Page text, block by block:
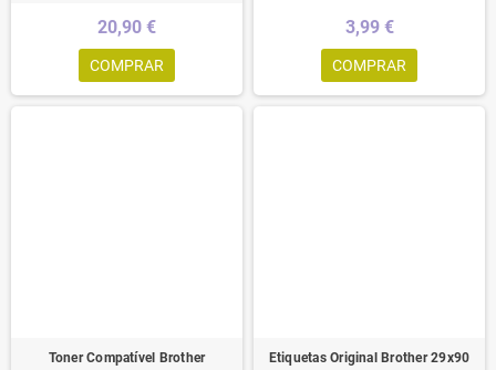
20,90 €
COMPRAR
3,99 €
COMPRAR
Toner Compatível Brother
Etiquetas Original Brother 29x90